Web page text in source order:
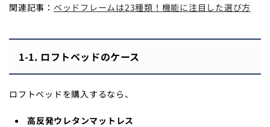
関連記事： ベッドフレームは23種類！機能に注目した選び方
1-1. ロフトベッドのケース
ロフトベッドを購入するなら、
高反発ウレタンマットレス